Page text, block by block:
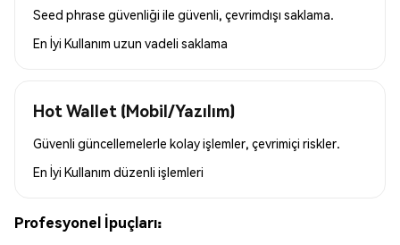
Seed phrase güvenliği ile güvenli, çevrimdışı saklama.
En İyi Kullanım uzun vadeli saklama
Hot Wallet (Mobil/Yazılım)
Güvenli güncellemelerle kolay işlemler, çevrimiçi riskler.
En İyi Kullanım düzenli işlemleri
Profesyonel İpuçları: